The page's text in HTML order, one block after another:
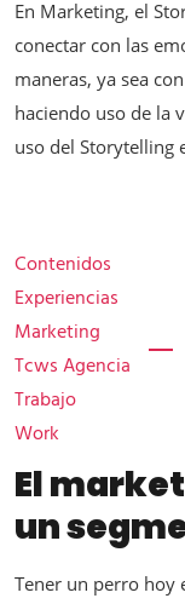
En Marketing, el
conectar con las
maneras, ya sea
haciendo uso de la
uso del Storytelling
Contenidos
Experiencias
Marketing
Tcws Agencia
Trabajo
Work
El
un
Tener un perro hoy